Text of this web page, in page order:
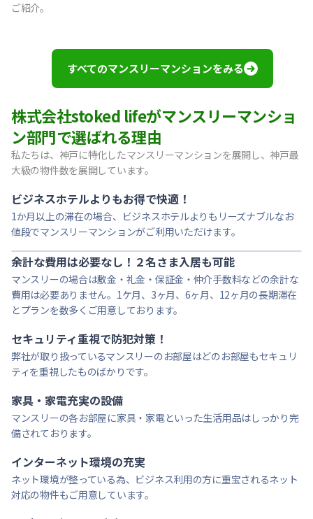
ご紹介。
【灘区・JR六甲道】Sステイ六甲道SOUTH・OL｜禁煙ル
【東灘区・摂津本山】Sステイ本山サンハイツOL｜禁煙
【東灘区・JR住吉】Sステイ神戸住吉本町OL｜禁煙ルーム
【神戸・春日野道】Sステイ三宮東アスヴェル｜禁煙ルー
【宝塚市・逆瀬川】Sステイ逆瀬川｜禁煙ルーム・Wi-Fi無料
【西宮北口】Sステイ西宮北口第２｜禁煙ルーム・Wi-Fiレ
【西宮北口】Sステイ西宮北口第２｜禁煙ルーム・Wi-Fiレ
【神戸・三宮】Sステイ神戸三宮レガニール｜禁煙ルーム
すべてのマンスリーマンションをみる
株式会社stoked lifeがマンスリーマンショ
ン部門で選ばれる理由
私たちは、神戸に特化したマンスリーマンションを展開し、神戸最
大級の物件数を展開しています。
ビジネスホテルよりもお得で快適！
1か月以上の滞在の場合、ビジネスホテルよりもリーズナブルなお
値段でマンスリーマンションがご利用いただけます。
余計な費用は必要なし！２名さま入居も可能
マンスリーの場合は敷金・礼金・保証金・仲介手数料などの余計な
費用は必要ありません。1ケ月、3ヶ月、6ヶ月、12ヶ月の長期滞在
とプランを数多くご用意しております。
セキュリティ重視で防犯対策！
弊社が取り扱っているマンスリーのお部屋はどのお部屋もセキュリ
ティを重視したものばかりです。
家具・家電充実の設備
マンスリーの各お部屋に家具・家電といった生活用品はしっかり完
備されております。
インターネット環境の充実
ネット環境が整っている為、ビジネス利用の方に重宝されるネット
対応の物件もご用意しています。